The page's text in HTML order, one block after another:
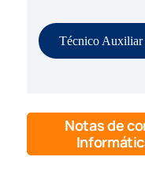
Técnico Auxiliar
Notas de